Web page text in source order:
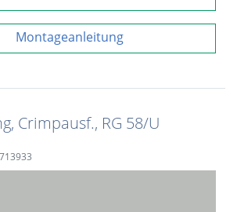
Montageanleitung
Crimpausf., RG 58/U